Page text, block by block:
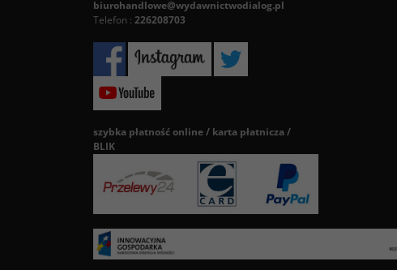
biurohandlowe@wydawnictwodialog.pl
Telefon : 226208703
szybka płatność online / karta płatnicza /
BLIK